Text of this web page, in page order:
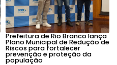
Prefeitura de Rio Branco lança
Plano Municipal de Redução de
Riscos para fortalecer
prevenção e proteção da
população